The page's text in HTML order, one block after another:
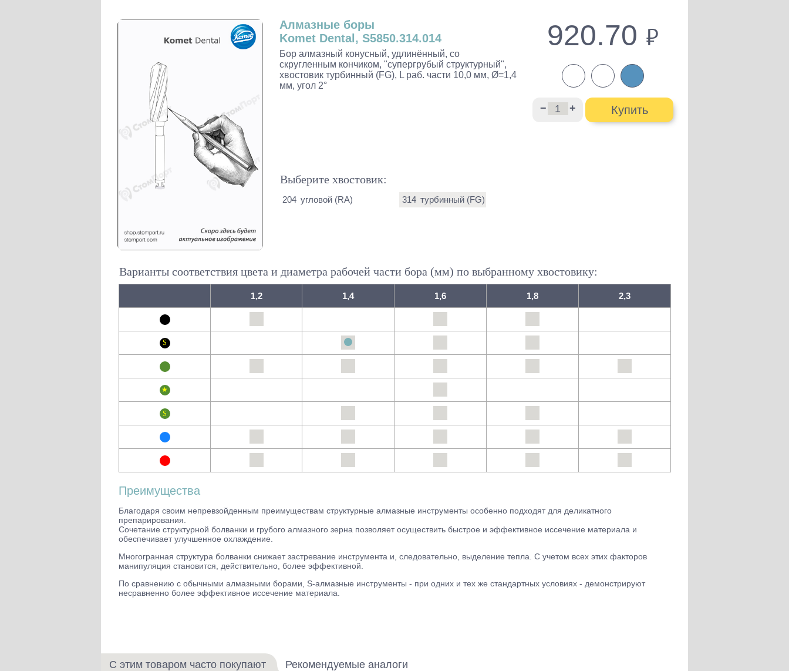
Наконечники и переходники KaVo
920.70 руб.
− + Купить
Алмазные боры
Komet Dental, S5850.314.014
Бор алмазный конусный, удлинённый, со
скругленным кончиком, "супергрубый структурный",
хвостовик турбинный (FG), L раб. части 10,0 мм, Ø=1,4
мм, угол 2°
Выберите хвостовик:
204 угловой (RA) 314 турбинный (FG)
Варианты соответствия цвета и диаметра рабочей части бора (мм) по выбранному хвостовику:
1,2 1,4 1,6 1,8 2,3
Преимущества
Благодаря своим непревзойденным преимуществам структурные алмазные инструменты особенно подходят для деликатного
препарирования.
Сочетание структурной болванки и грубого алмазного зерна позволяет осуществить быстрое и эффективное иссечение материала и
обеспечивает улучшенное охлаждение.
Многогранная структура болванки снижает застревание инструмента и, следовательно, выделение тепла. С учетом всех этих факторов
манипуляция становится, действительно, более эффективной.
По сравнению с обычными алмазными борами, S-алмазные инструменты - при одних и тех же стандартных условиях - демонстрируют
несравненно более эффективное иссечение материала.
С этим товаром часто покупают Рекомендуемые аналоги